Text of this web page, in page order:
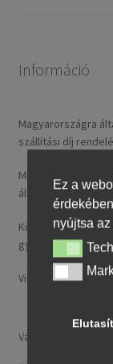
Információ
Magyarországra
szállítási díj
Minden nálunk
általános forgalmi
Kizárólag új, folyó
gyártású
Visa, MasterCard,
Választ:
Ez a
nyújtsa
Technikai
Marketing
Elutasít